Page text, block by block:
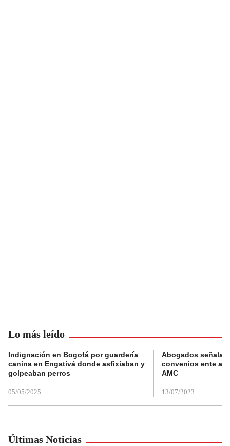
Lo más leído
Indignación en Bogotá por guardería
canina en Engativá donde asfixiaban y
golpeaban perros
05/05/2025
Abogados
convenios ente
AMC
13/07/2023
Últimas Noticias